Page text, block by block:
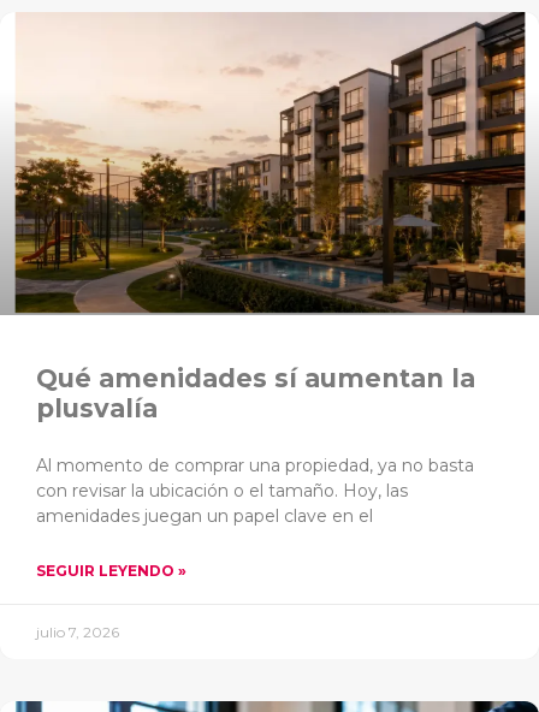
Qué amenidades sí aumentan la
plusvalía
Al momento de comprar una propiedad, ya no basta
con revisar la ubicación o el tamaño. Hoy, las
amenidades juegan un papel clave en el
SEGUIR LEYENDO »
julio 7, 2026